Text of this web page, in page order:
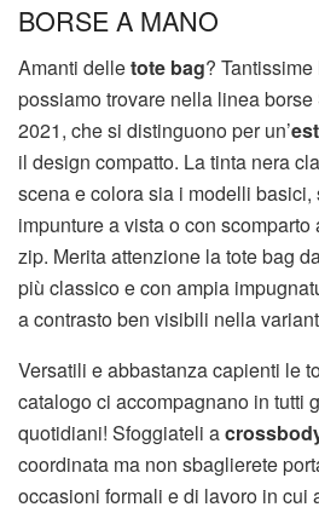
BORSE A MANO
Amanti delletote bag?
possiamo trovare nella linea
2021, che si distinguono per un’
il design compatto. La tinta nera
scena e colora sia i modelli
impunture a vista o con
zip. Merita attenzione la tote bag
più classico e con ampia
a contrasto ben visibili nella
Versatili e abbastanza capienti le
catalogo ci accompagnano in tutti
quotidiani! Sfoggiateli a
coordinata ma non sbaglierete
occasioni formali e di lavoro in cui